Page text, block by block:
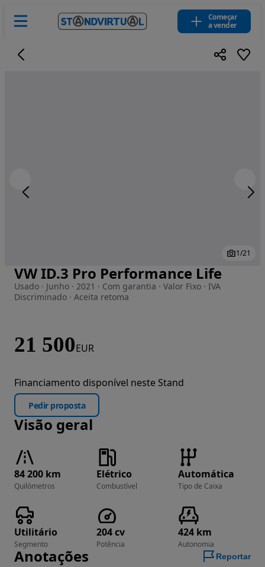
Começar
a vender
Imagem 1 de 21
1/21
VW ID.3 Pro Performance Life
Usado · Junho · 2021 · Com garantia · Valor Fixo · IVA
Discriminado · Aceita retoma
21 500EUR
Financiamento disponível neste Stand
Pedir proposta
Visão geral
84 200 km
Quilómetros
Elétrico
Combustível
Automática
Tipo de Caixa
Utilitário
Segmento
204 cv
Potência
424 km
Autonomia
Anotações Reportar